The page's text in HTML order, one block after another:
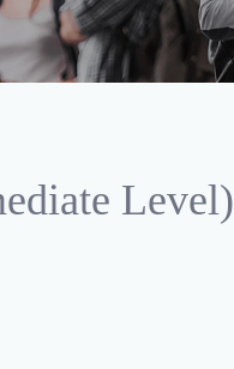
Level)